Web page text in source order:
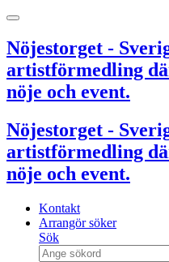
Nöjestorget -
artistförmedling
nöje och event.
Nöjestorget -
artistförmedling
nöje och event.
Kontakt
Arrangör söker
Sök